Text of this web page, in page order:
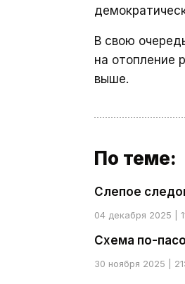
В свою
на отопление
выше.
По теме:
Слепое
04 декабря 2025 |
Схема по-
30 ноября 2025 |